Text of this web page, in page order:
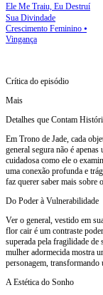
Ele Me Traiu, Eu Destruí
Sua Divindade
Crescimento Feminino ⦁
Vingança
Crítica do episódio
Mais
Detalhes que Contam
Em Trono de Jade, cada
general segura não é
cuidadosa como ele o
uma conexão profunda e
faz querer saber mais sobre
Do Poder à Vulnerabilidade
Ver o general, vestido em
flor cair é um contraste
superada pela fragilidade de
mulher adormecida mostra
personagem, transformando
A Estética do Sonho